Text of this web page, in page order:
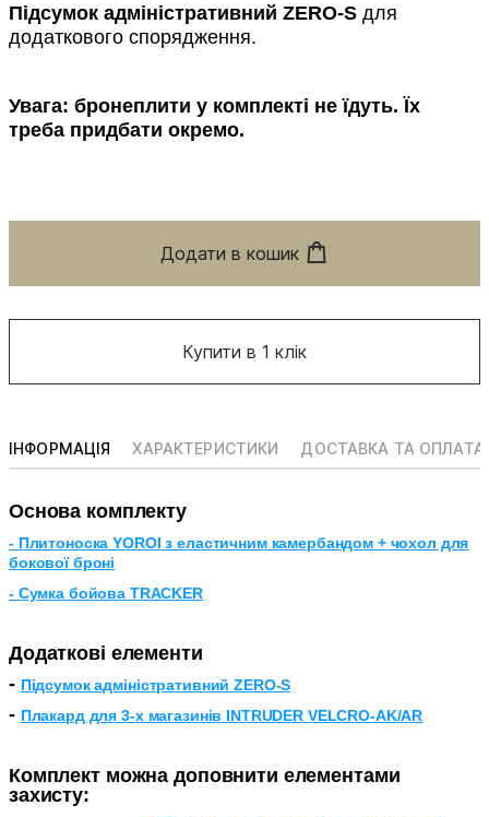
Підсумок адміністративний ZERO-S для
додаткового спорядження.
Увага: бронеплити у комплекті не їдуть. Їх
треба придбати окремо.
Додати в кошик
Купити в 1 клік
ІНФОРМАЦІЯ ХАРАКТЕРИСТИКИ ДОСТАВКА ТА ОПЛАТА
Основа комплекту
- Плитоноска YOROI з еластичним камербандом + чохол для
бокової броні
- Сумка бойова TRACKER
Додаткові елементи
- Підсумок адміністративний ZERO-S
- Плакард для 3-х магазинів INTRUDER VELCRO-AK/AR
Комплект можна доповнити елементами
захисту: